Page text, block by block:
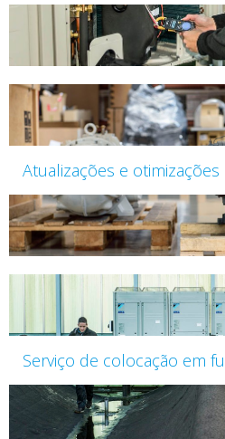
Atualizações e otimizações
Serviço de colocação em